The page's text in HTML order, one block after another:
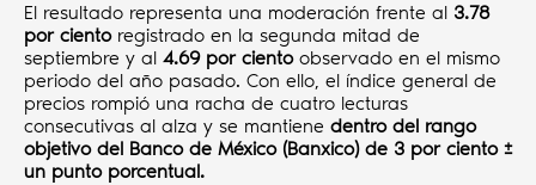
El resultado representa una moderación frente al 3.78
por ciento registrado en la segunda mitad de
septiembre y al 4.69 por cientoobservado en el mismo
periodo del año pasado. Con ello, el índice general de
precios rompió una racha de cuatro lecturas
consecutivas al alza y se mantiene dentro del rango
objetivo del Banco de México (Banxico) de 3 por ciento ±
un punto porcentual.